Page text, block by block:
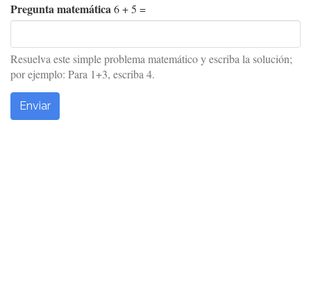
Pregunta matemática6 + 5 =
Resuelva este simple problema matemático y escriba la solución;
por ejemplo: Para 1+3, escriba 4.
Enviar